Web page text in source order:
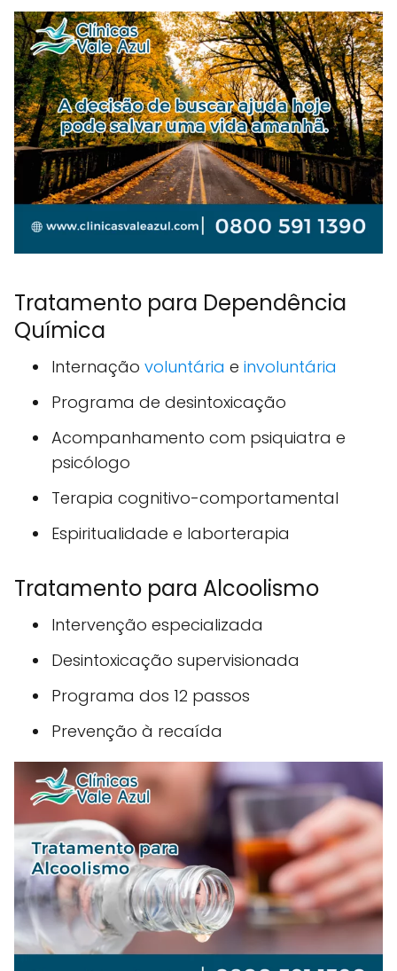
Tratamento para Dependência
Química
Internação voluntária e involuntária
Programa de desintoxicação
Acompanhamento com psiquiatra e
psicólogo
Terapia cognitivo-comportamental
Espiritualidade e laborterapia
Tratamento para Alcoolismo
Intervenção especializada
Desintoxicação supervisionada
Programa dos 12 passos
Prevenção à recaída